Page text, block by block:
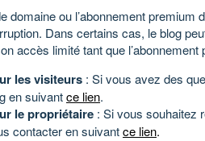
domaine ou l’abonnement premium
Dans certains cas, le blog
accès limité tant que l’abonnement
les visiteurs : Si vous avez des
en suivantce lien.
le propriétaire : Si vous souhaitez
contacter en suivantce lien.